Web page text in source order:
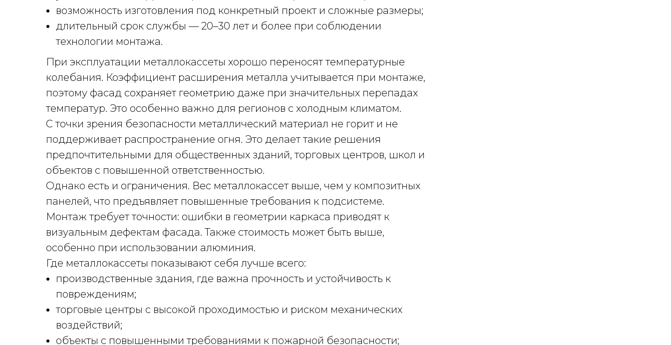
возможность изготовления под конкретный проект и сложные размеры;
длительный срок службы — 20–30 лет и более при соблюдении
технологии монтажа.
При эксплуатации металлокассеты хорошо переносят температурные
колебания. Коэффициент расширения металла учитывается при монтаже,
поэтому фасад сохраняет геометрию даже при значительных перепадах
температур. Это особенно важно для регионов с холодным климатом.
С точки зрения безопасности металлический материал не горит и не
поддерживает распространение огня. Это делает такие решения
предпочтительными для общественных зданий, торговых центров, школ и
объектов с повышенной ответственностью.
Однако есть и ограничения. Вес металлокассет выше, чем у композитных
панелей, что предъявляет повышенные требования к подсистеме.
Монтаж требует точности: ошибки в геометрии каркаса приводят к
визуальным дефектам фасада. Также стоимость может быть выше,
особенно при использовании алюминия.
Где металлокассеты показывают себя лучше всего:
производственные здания, где важна прочность и устойчивость к
повреждениям;
торговые центры с высокой проходимостью и риском механических
воздействий;
объекты с повышенными требованиями к пожарной безопасности;